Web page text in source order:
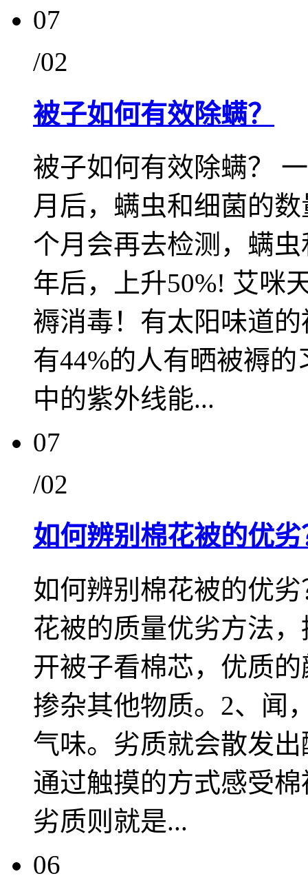
07
/02
被子如何有效除螨？
被子如何有效除螨？
月后，螨虫和细菌的
个月会再去检测，螨
年后，上升50%! 艾咪
褥消毒！有太阳味道
有44%的人有晒被褥
中的紫外线能...
07
/02
如何辨别棉花被的优劣
如何辨别棉花被的优
花被的质量优劣方法
开被子看棉芯，优质
掺杂其他物质。2、闻
气味。劣质就会散发
通过触摸的方式感受
劣质则就是...
06